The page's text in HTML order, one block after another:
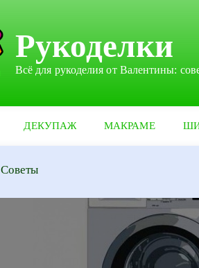
Рукоделки
Всё для рукоделия от Валентины:
ДЕКУПАЖ МАКРАМЕ
Советы